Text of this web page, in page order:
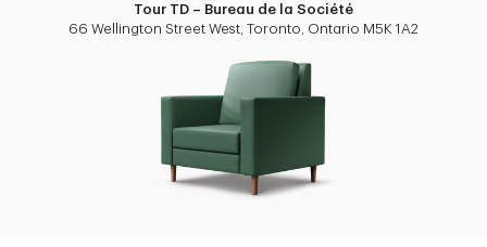
Tour TD – Bureau de la Société
66 Wellington Street West, Toronto, Ontario M5K 1A2